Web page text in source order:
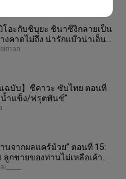
โอะกับชิบุยะ ชินาซึงิกลายเป็น
งคาดไม่ถึง น่ารักแบ๊วน่าเอ็นดู
นฉบับ】ชีคาวะ ซับไทย ตอนที่
น้ำแข็ง/ฟรุตพันช์”
นจากผลแคร์ม้วย” ตอนที่ 15:
กชายของท่านไม่เหลือเค้า
แล้วนะ?